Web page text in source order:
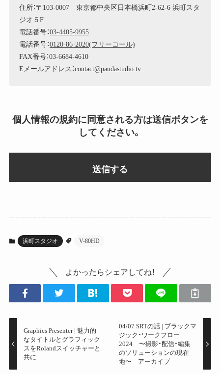
住所：〒103-0007 東京都中央区日本橋浜町2-62-6 浜町スタ
ジオ５F
電話番号：03-4405-9955
電話番号：0120-86-2020(フリーコール)
FAX番号：03-6684-4610
Eメールアドレス：contact@pandastudio.tv
個人情報の規約に同意される方は送信ボタンを
してください。
浜町スタジオ V-80HD
よかったらシェアしてね！
Graphics Presenter | 魅力的
なタイトルとグラフィック
スをRolandスイッチャーと
共に
04/07 SRTの話 | ブラックマ
ジック・ワークフロー
2024 〜撮影・配信・編集
のソリューションの現在
地〜 アーカイブ